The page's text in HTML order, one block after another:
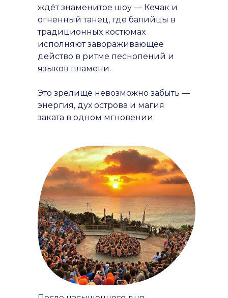
ждёт знаменитое шоу — Кечак и
огненный танец, где балийцы в
традиционных костюмах
исполняют завораживающее
действо в ритме песнопений и
языков пламени.
Это зрелище невозможно забыть —
энергия, дух острова и магия
заката в одном мгновении.